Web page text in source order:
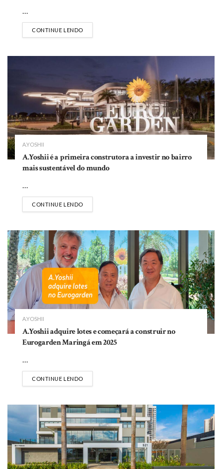
...
CONTINUE LENDODETAILS
A.YOSHII
A.Yoshii é a primeira construtora a investir no bairro
mais sustentável do mundo
...
CONTINUE LENDODETAILS
A.YOSHII
A.Yoshii adquire lotes e começará a construir no
Eurogarden Maringá em 2025
...
CONTINUE LENDODETAILS